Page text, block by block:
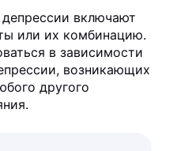
включают
или их комбинацию.
в зависимости
возникающих
другого